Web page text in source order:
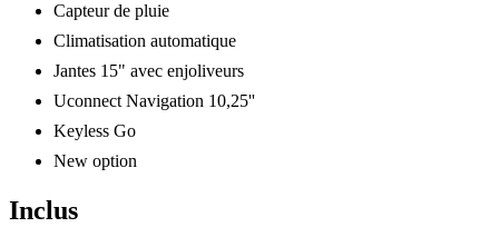
Capteur de pluie
Climatisation automatique
Jantes 15" avec enjoliveurs
Uconnect Navigation 10,25''
Keyless Go
New option
Inclus